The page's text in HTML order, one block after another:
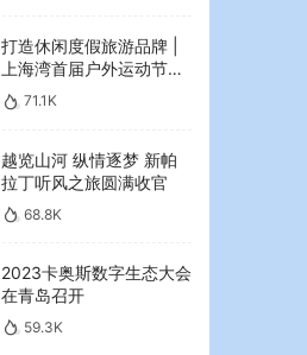
打造休闲度假旅游品牌 |
上海湾首届户外运动节暨
2023年海湾红叶节启幕
71.1K
越览山河 纵情逐梦 新帕
拉丁听风之旅圆满收官
68.8K
2023卡奥斯数字生态大会
在青岛召开
59.3K